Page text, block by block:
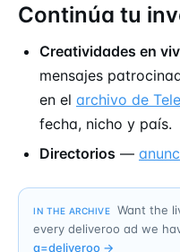
Continúa tu
Creatividades en
mensajes
en el archivo de
fecha, nicho y país.
Directorios —
IN THE ARCHIVE
Want the
every deliveroo ad we
q=deliveroo →